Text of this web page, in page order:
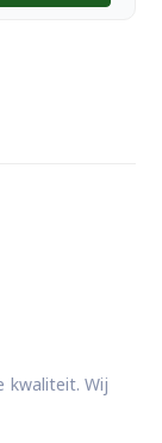
kwaliteit. Wij